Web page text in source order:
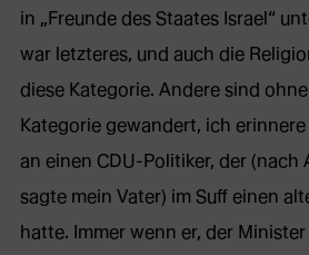
Tab)
in „Freunde des Staates Israel“
war letzteres, und auch die
diese Kategorie. Andere sind
Kategorie gewandert, ich
an einen CDU-Politiker, der (nach
sagte mein Vater) im Suff einen
hatte. Immer wenn er, der